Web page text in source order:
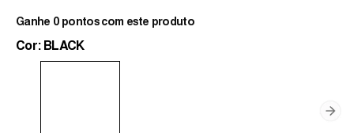
Ganhe 0 pontos com este produto
Cor: BLACK